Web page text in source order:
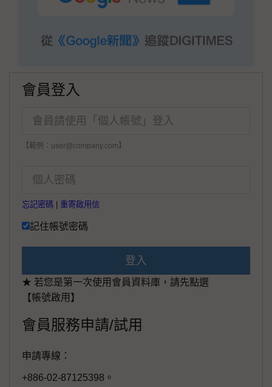
會員登入
【範例：user@company.com】
忘記密碼 重寄啟用信
記住帳號密碼
登入
★ 若您是第一次使用會員資料庫，請先點選
【帳號啟用】
會員服務申請/試用
申請專線：
+886-02-87125398。